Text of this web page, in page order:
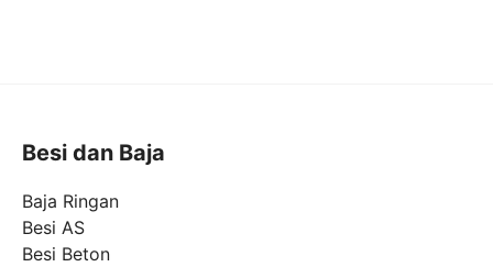
Besi dan Baja
Baja Ringan
Besi AS
Besi Beton